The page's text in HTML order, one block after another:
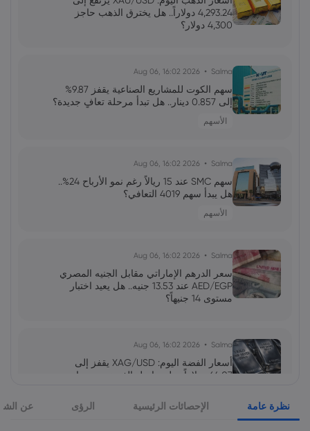
تريليون دولار: ثورة في أسواق رأس المال
فاطمة 2026 Apr 15, 08:23
الكشف المالي لمرشح الاحتياطي الفيدرالي
4,293.24 دولاراً.. هل يخترق الذهب حاجز
4,300 دولار؟
Salma
2026 Aug 06, 16:02
سهم الكوت للمشاريع الصناعية يقفز 9.87%
إلى 0.857 دينار.. هل تبدأ مرحلة تعافٍ جديدة؟
الأسهم
Salma
2026 Aug 06, 16:02
سهم SMC عند 15 ريالاً رغم نمو الأرباح 24%..
هل يبدأ سهم 4019 التعافي؟
الأسهم
Salma
2026 Aug 06, 16:02
سعر الدرهم الإماراتي مقابل الجنيه المصري
AED/EGP عند 13.53 جنيه.. هل يعيد اختبار
مستوى 14 جنيهاً؟
Salma
2026 Aug 06, 16:02
أسعار الفضة اليوم: XAG/USD يقفز إلى
64.07 دولاراً.. هل تواصل الفضة صعودها نحو
نظرة عامة الإحصائات الرئيسية الرؤى عن